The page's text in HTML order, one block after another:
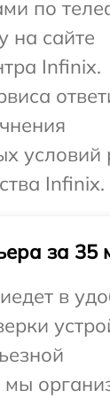
по
на сайте
Infinix.
условий
Infinix.
за 35
в
мы